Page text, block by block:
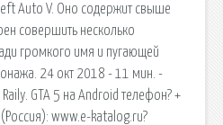
Auto V. Оно содержит свыше
совершить несколько
громкого имя и пугающей
24 окт 2018 - 11 мин. -
GTA 5 на Android телефон? +
(Россия): www.e-katalog.ru?